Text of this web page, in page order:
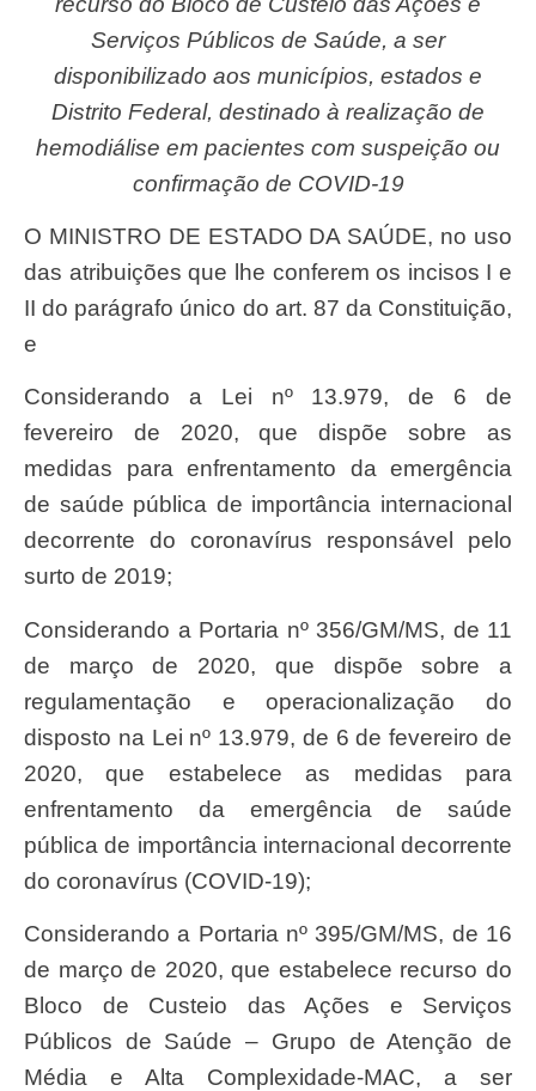
Serviços Públicos de Saúde, a ser
disponibilizado aos municípios, estados e
Distrito Federal, destinado à realização de
hemodiálise em pacientes com suspeição ou
confirmação de COVID-19
O MINISTRO DE ESTADO DA SAÚDE, no uso
das atribuições que lhe conferem os incisos I e
II do parágrafo único do art. 87 da Constituição,
e
Considerando a Lei nº 13.979, de 6 de
fevereiro de 2020, que dispõe sobre as
medidas para enfrentamento da emergência
de saúde pública de importância internacional
decorrente do coronavírus responsável pelo
surto de 2019;
Considerando a Portaria nº 356/GM/MS, de 11
de março de 2020, que dispõe sobre a
regulamentação e operacionalização do
disposto na Lei nº 13.979, de 6 de fevereiro de
2020, que estabelece as medidas para
enfrentamento da emergência de saúde
pública de importância internacional decorrente
do coronavírus (COVID-19);
Considerando a Portaria nº 395/GM/MS, de 16
de março de 2020, que estabelece recurso do
Bloco de Custeio das Ações e Serviços
Públicos de Saúde – Grupo de Atenção de
Média e Alta Complexidade-MAC, a ser